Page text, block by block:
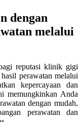
dengan
melalui
reputasi klinik gigi
perawatan melalui
kepercayaan dan
memungkinkan Anda
dengan mudah,
perawatan dan